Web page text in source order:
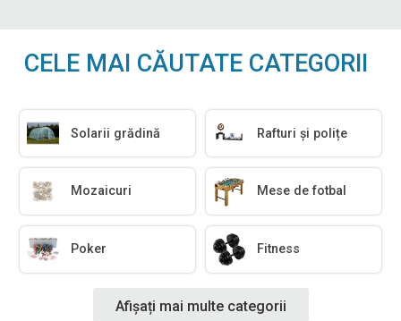
CELE MAI CĂUTATE CATEGORII
Solarii grădină Rafturi și polițe
Mozaicuri Mese de fotbal
Poker Fitness
Afișați mai multe categorii